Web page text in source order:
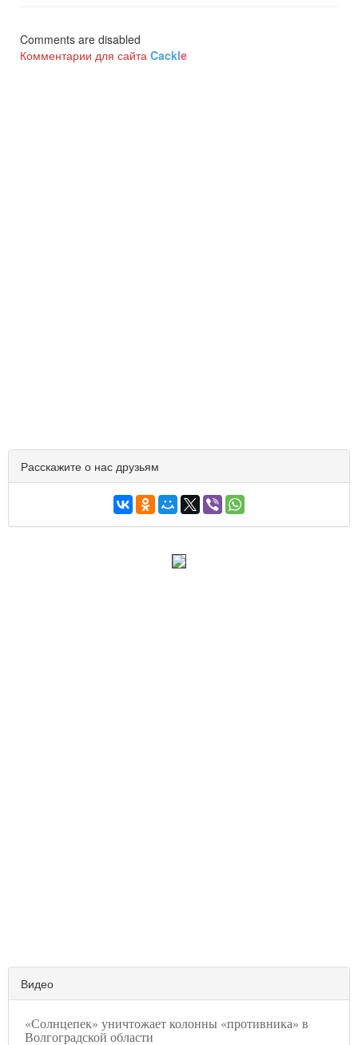
Comments are disabled
Комментарии для сайта Cackle
Расскажите о нас друзьям
Видео
«Солнцепек» уничтожает колонны «противника» в
Волгоградской области